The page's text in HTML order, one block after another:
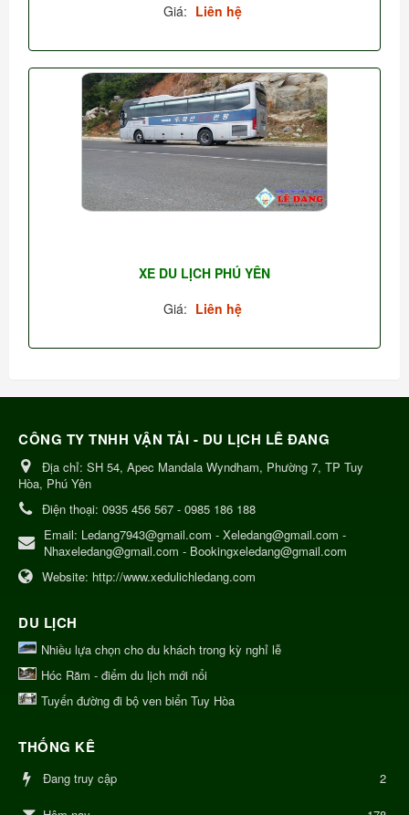
Giá: Liên hệ
XE DU LỊCH PHÚ YÊN
Giá: Liên hệ
CÔNG TY TNHH VẬN TẢI - DU LỊCH LÊ ĐANG
Địa chỉ: SH 54, Apec Mandala Wyndham, Phường 7, TP Tuy
Hòa, Phú Yên
Điện thoại: 0935 456 567 - 0985 186 188
Email: Ledang7943@gmail.com - Xeledang@gmail.com -
Nhaxeledang@gmail.com - Bookingxeledang@gmail.com
Website: http://www.xedulichledang.com
DU LỊCH
Nhiều lựa chọn cho du khách trong kỳ nghỉ lễ
Hóc Răm - điểm du lịch mới nổi
Tuyến đường đi bộ ven biển Tuy Hòa
THỐNG KÊ
Đang truy cập 2